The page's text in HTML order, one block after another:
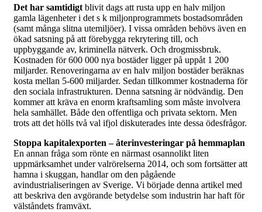
Det har samtidigt blivit dags att rusta upp en halv miljon
gamla lägenheter i det s k miljonprogrammets bostadsområden
(samt många slitna utemiljöer). I vissa områden behövs även en
ökad satsning på att förebygga rekrytering till, och
uppbyggande av, kriminella nätverk. Och drogmissbruk.
Kostnaden för 600 000 nya bostäder ligger på uppåt 1 200
miljarder. Renoveringarna av en halv miljon bostäder beräknas
kosta mellan 5-600 miljarder. Sedan tillkommer kostnaderna för
den sociala infrastrukturen. Denna satsning är nödvändig. Den
kommer att kräva en enorm kraftsamling som måste involvera
hela samhället. Både den offentliga och privata sektorn. Men
trots att det hölls två val ifjol diskuterades inte dessa ödesfrågor.
Stoppa kapitalexporten – återinvesteringar på hemmaplan
En annan fråga som rönte en närmast osannolikt liten
uppmärksamhet under valrörelserna 2014, och som fortsätter att
hamna i skuggan, handlar om den pågående
avindustrialiseringen av Sverige. Vi började denna artikel med
att beskriva den avgörande betydelse som industrin har haft för
välståndets framväxt.